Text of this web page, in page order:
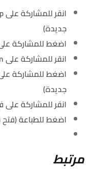
جديدة)
اضغط للمشاركة
انقر للمشاركة على Telegram (فتح في نافذة جديدة)
جديدة)
انقر للمشاركة
اضغط للطباعة
مرتبط